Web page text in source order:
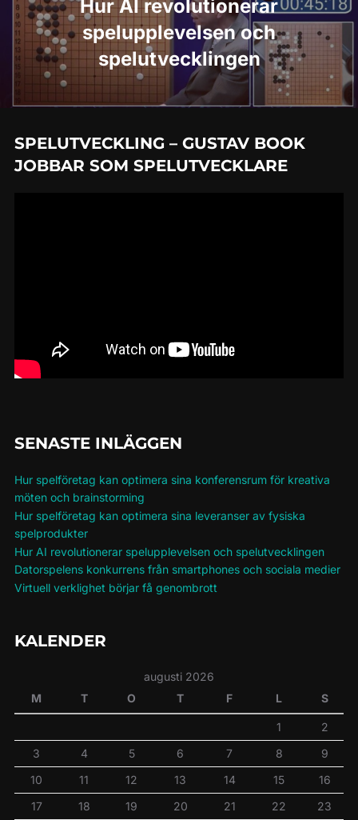
Hur AI revolutionerar
spelupplevelsen och
spelutvecklingen
SPELUTVECKLING – GUSTAV BOOK
JOBBAR SOM SPELUTVECKLARE
SENASTE INLÄGGEN
Hur spelföretag kan optimera sina konferensrum för kreativa
möten och brainstorming
Hur spelföretag kan optimera sina leveranser av fysiska
spelprodukter
Hur AI revolutionerar spelupplevelsen och spelutvecklingen
Datorspelens konkurrens från smartphones och sociala medier
Virtuell verklighet börjar få genombrott
KALENDER
augusti 2026
M
T O T F L S
1
2
3
4 5 6 7 8
9
10
11 12 13 14 15
16
17
18 19 20 21 22 23